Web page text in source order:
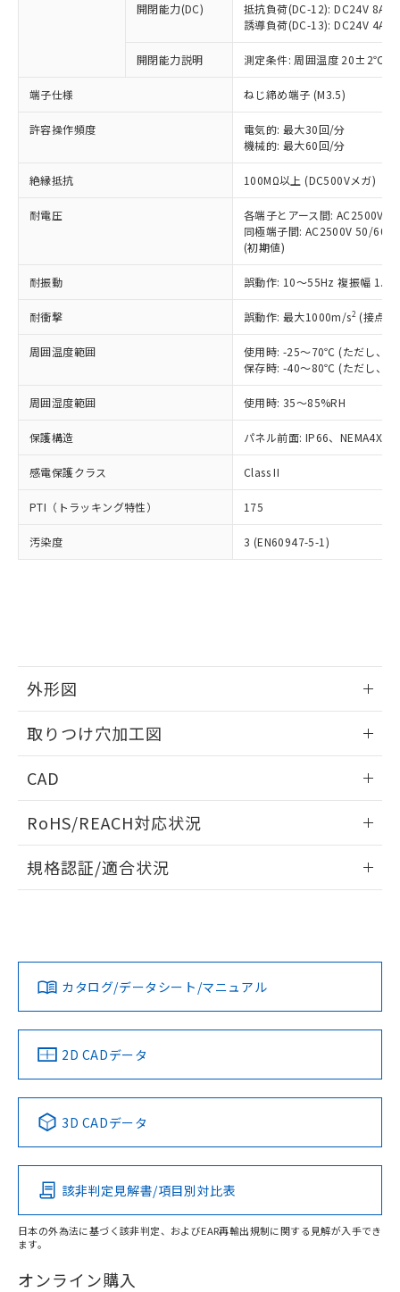
開閉能力(DC)
抵抗負荷(DC-12): DC24V 8A/
誘導負荷(DC-13): DC24V 4A/
開閉能力説明 測定条件: 周囲温度 20±2℃、
端子仕様 ねじ締め端子 (M3.5)
許容操作頻度
電気的: 最大30回/分
機械的: 最大60回/分
絶縁抵抗 100MΩ以上 (DC500Vメガ)
耐電圧
各端子とアース間: AC2500V
同極端子間: AC2500V 50/
(初期値)
耐振動 誤動作: 10～55Hz 複振幅
耐衝撃 誤動作: 最大1000m/s2 (接点
周囲温度範囲
使用時: -25～70℃ (ただし、氷
保存時: -40～80℃ (ただし、氷
周囲湿度範囲 使用時: 35～85%RH
保護構造 パネル前面: IP66、NEMA4X,
感電保護クラス Class II
PTI（トラッキング特性） 175
汚染度 3 (EN60947-5-1)
外形図
取りつけ穴加工図
CAD
ドすることができます。
ログイン/会員登録
ダウンロードデータをご利用いただく前に、以下を必ずお読
みください。
ソフトウェアの使用条件
RoHS/REACH対応状況
EU RoHS 注意事項・凡例
対応済み
中国 RoHS 注意事項・凡例
Pb Hg Cd Cr(VI)
O
在庫等で未対応品が混在する可能性があります。
規格認証/適合状況
LR型式承認
（イギリス
船舶規格）
DNV型式承認
（ノルウェー
BV型式承認
（フランス
KR型式
（韓国
No No No No
この製品の規格認証/適合状況ページへ
その他の認証はこちらのページからご検索ください
カタログ/データシート/マニュアル
2D CADデータ
3D CADデータ
該非判定見解書/項目別対比表
日本の外為法に基づく該非判定、およびEAR再輸出規制に関する見解が入手でき
ます。
オンライン購入
以下の条件をお読みいただき、同意のうえ
ご利用ください。
本サービスは、当社制御機器事業取扱
商品の当社在庫状況および標準価格
(税抜)を提供させていただくもので
当社制御機器事業取扱商品の中には、
本サービスの対象外となる商品もある
ことをご了承ください。
在庫状況および標準価格照会結果は、
記載している更新日時点での社内デー
タに基づき作成されるものであり、閲
覧された時点での実際の在庫および標
準価格とは異なる場合があることをご
正式な納期状況および標準価格はお客
様のお取引先、またはお客様担当のオ
ムロン制御機器販売店・当社販売員に
オムロン制御機器販売店や当社販売拠
販売ネットワーク
」をご確認
在庫状況および標準価格結果を当社の
事前の承諾なく第三者に漏洩または開
示しないようお願いします。
マイパーツ機能（部品リスト作成サー
ビス）をご利用いただくには、I-Web
品・サービスに関するお客様との取
の共同利用に関して"
用者の範囲」に記載されている法人を
対応予定なし：EU RoHS指令（10物質）の
非含有に非対応の商品で、対応品を出す予
調査・確認中：EU RoHS指令（10物質）の
非含有の対応状況を調査中または確認中の
商品です。
非該当品：ライセンス料など無形物で、有
害物質有無と関係のない商品です。
仕入先様の事情により、非含有部品として
いたものが、含有品と判明した場合などや
むを得ず変更することがあります。
鉛(Pb) 1000ppm以下、 水銀(Hg) 1000ppm以下、 カド
六価クロム(Cr(Ⅵ)) 1000ppm以下、ポリ臭化ビフェニル
類(PBB) 1000ppm以下、ポリ臭化ジフェニルエーテル類
ルベンジル（BBP） 1000ppm以下、フタル酸ジブチル
（DBP） 1000ppm以下、フタル酸ジイソブチル
但し、RoHS指令で産業用監視および制御機器に対する
適用除外項目は除く。
フタル酸エステル類の４物質については閾値を超える意
図的な使用がないことを確認しています。
部品在庫の切り替え状況などにより、予定
月が前後することがあります。
EU RoHS指令（10物質）の非含有証明書
51物質の非含有証明書（当社基準）
※本証明書は発行日時点で非含有を証明す
物質の対応では、対応完了までの期間は出
荷製品に未対応品が混在することから備考
欄に対応日を記載しておりました。
既に当社にて対応品への在庫切替を完了
「○」：最大均質材料含有率が中国RoHSの
基準値以下であることを示します。
「×」：最大均質材料含有率が中国RoHSの
基準値を超えていることを示します。
「－」：未確認です。当社販売部門へお問
*中国RoHS10物質の基準値 (GB/T26572)：
Pb(鉛) :1000ppm、 Hg(水銀) : 1000ppm、 Cd(カドミウ
Cr(Ⅵ)(六価クロム) : 1000ppm、 PBBs(ポリ臭化ビフェ
ニル類) : 1000ppm、 PBDEs(ポリ臭化ジフェニルエーテ
ル類) : 1000ppm、
DBP(フタル酸ジブチル) : 1000ppm、 DIBP(フタル酸ジ
イソブチル) : 1000ppm、 BBP(フタル酸ブチルベンジ
DEHP(フタル酸ビス(2-エチルヘキシル)) : 1000ppm
「ｅ」：有害物質（10物質）のすべてが基
準値以下であることを示します。
「10」：通常の使用状況下において有害物
質が外部に漏えいし、環境に深刻な影響を
及ぼさない年数を意味します。
当社は、これら貴社製品のうち、外国
為替および外国貿易法に定める商品
（以下｢規制貨物等」という）を輸出
または国外への提供する場合は、日本
国政府の輸出許可(または役務取引許
可)を取得するなどの必要な手続きを
当社は規制貨物を破棄する場合は、完
全に破砕するなど、違法に輸出されな
いよう必要な手段を講じます。
当社は貴社製品を、核兵器、ミサイ
ル、化学兵器、生物兵器またはその他
武器並びにこれらの製造装置等に一切
当社は、貴社製品を第三者に販売する
場合は、上記1、2および3の内容を当
該第三者に通知します。また当社は、
販売先および販売に係わる関係者が違
法に輸出するおそれがある場合は、取
り引きをいたしません。
一定数以上の在庫あり
一定数には満たないが在庫あり
在庫なし(最新の在庫状況につ
いては、お客様のお取引先、ま
たはお客様担当のオムロン制御
機器販売店・当社販売員にご確
受注生産機種、また在庫状況の
情報を公開していない機種